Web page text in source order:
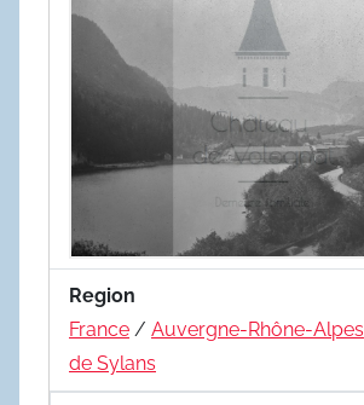
Region
France / Auvergne-Rhône-Alpes
de Sylans